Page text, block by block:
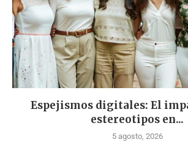
Espejismos digitales: El
estereotipos en...
5 agosto, 2026